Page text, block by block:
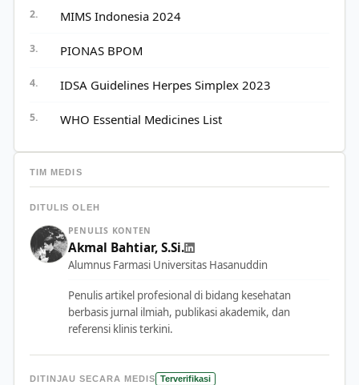
MIMS Indonesia 2024
PIONAS BPOM
IDSA Guidelines Herpes Simplex 2023
WHO Essential Medicines List
TIM MEDIS
DITULIS OLEH
PENULIS KONTEN
Akmal Bahtiar, S.Si.
Alumnus Farmasi Universitas Hasanuddin
Penulis artikel profesional di bidang kesehatan
berbasis jurnal ilmiah, publikasi akademik, dan
referensi klinis terkini.
DITINJAU SECARA MEDIS Terverifikasi